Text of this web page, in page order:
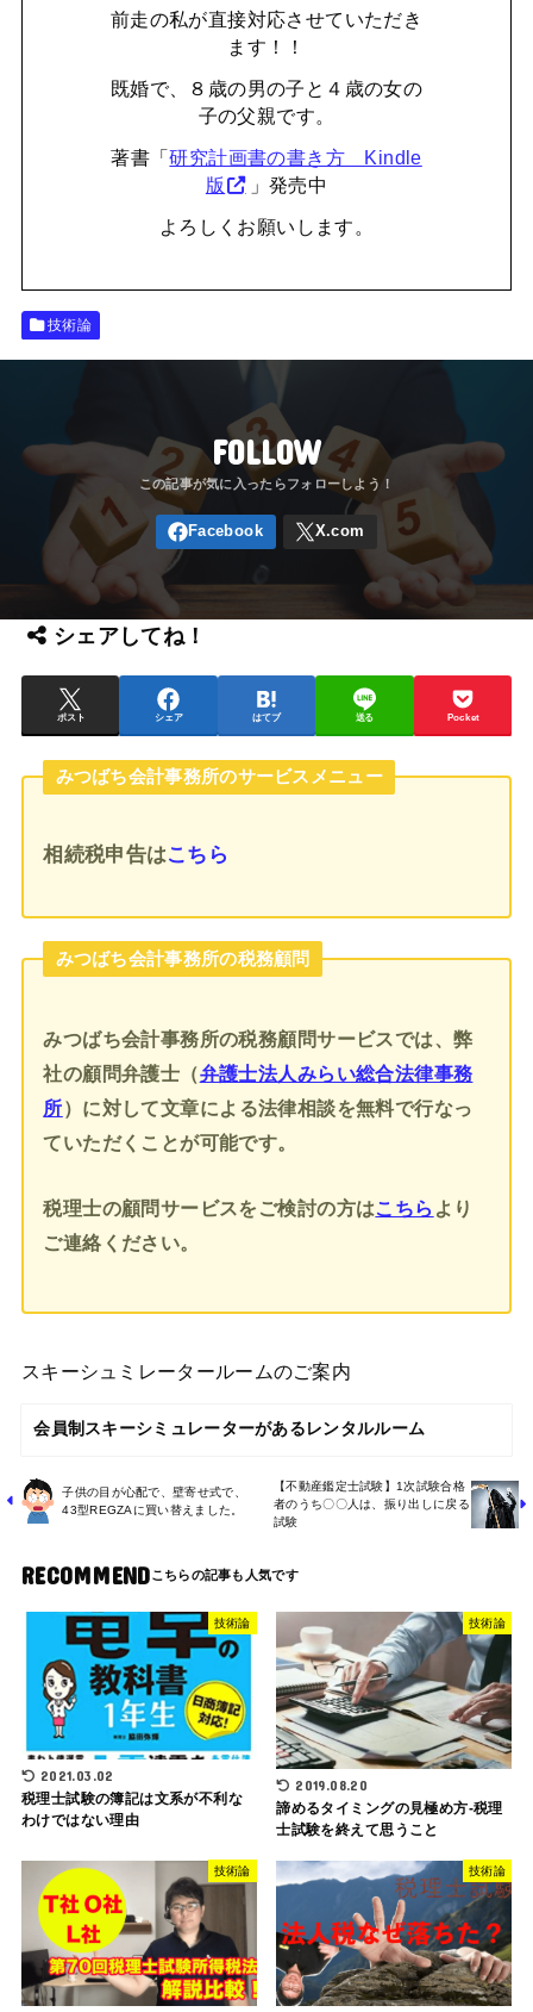
前走の私が直接対応させていただき
ます！！
既婚で、８歳の男の子と４歳の女の
子の父親です。
著書「研究計画書の書き方 Kindle
版
」発売中
よろしくお願いします。
技術論
FOLLOW
シェアしてね！
ポスト シェア はてブ 送る Pocket
みつばち会計事務所のサービスメニュー
相続税申告はこちら
みつばち会計事務所の税務顧問
みつばち会計事務所の税務顧問サービスでは、弊
社の顧問弁護士（弁護士法人みらい総合法律事務
所）に対して文章による法律相談を無料で行なっ
ていただくことが可能です。
税理士の顧問サービスをご検討の方はこちら より
ご連絡ください。
スキーシュミレータールームのご案内
会員制スキーシミュレーターがあるレンタルルーム
子供の目が心配で、壁寄せ式で、
43型REGZAに買い替えました。
【不動産鑑定士試験】1次試験合格
者のうち〇〇人は、振り出しに戻る
試験
RECOMMEND
技術論
2021.03.02
税理士試験の簿記は文系が不利な
わけではない理由
技術論
2019.08.20
諦めるタイミングの見極め方-税理
士試験を終えて思うこと
技術論 技術論